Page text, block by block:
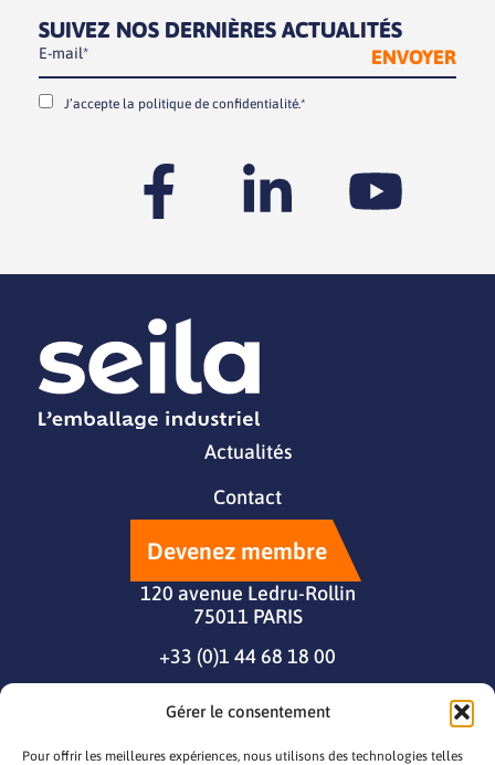
Gérer le consentement
Pour offrir les meilleures expériences, nous utilisons des technologies telles
SUIVEZ NOS DERNIÈRES ACTUALITÉS
J’accepte la politique de confidentialité.*
Actualités
Contact
120 avenue Ledru-Rollin
75011 PARIS
+33 (0)1 44 68 18 00
Devenez membre